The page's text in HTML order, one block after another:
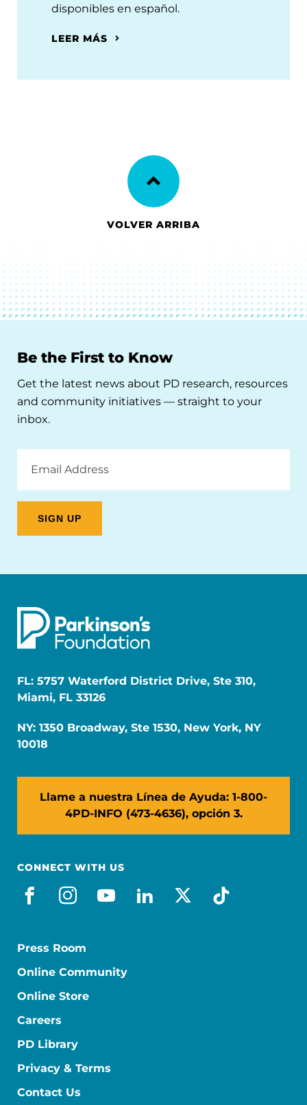
disponibles en español.
LEER MÁS
VOLVER ARRIBA
Be the First to Know
Get the latest news about PD research, resources
and community initiatives — straight to your
inbox.
Address
FL: 5757 Waterford District Drive, Ste 310,
Miami, FL 33126
NY: 1350 Broadway, Ste 1530, New York, NY
10018
Llame a nuestra Línea de Ayuda: 1-800-
4PD-INFO (473-4636), opción 3.
CONNECT WITH US
facebook_es
instagram
youtube
linkedin
x-socialtiktok
Press Room
Online Community
Online Store
Careers
PD Library
Privacy & Terms
Contact Us